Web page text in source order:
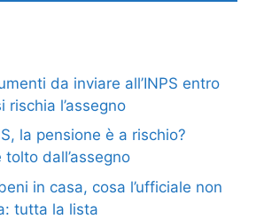
da inviare all’INPS entro
l’assegno
la pensione è a rischio?
dall’assegno
in casa, cosa l’ufficiale non
tutta la lista